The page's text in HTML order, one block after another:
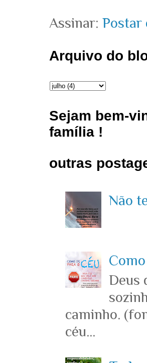
Assinar:Postar
Arquivo do
Sejam bem-
família !
outras
Não
Deus
caminho.
céu...